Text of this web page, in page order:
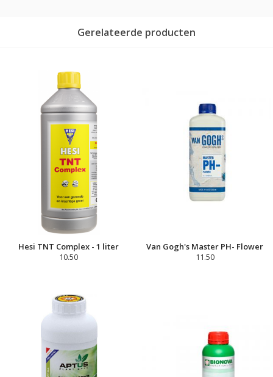
Gerelateerde producten
Hesi TNT Complex - 1 liter
10.50
Van Gogh's Master PH- Flower
11.50